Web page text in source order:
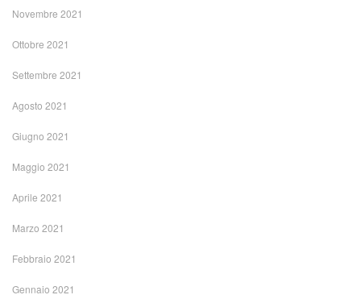
Novembre 2021
Ottobre 2021
Settembre 2021
Agosto 2021
Giugno 2021
Maggio 2021
Aprile 2021
Marzo 2021
Febbraio 2021
Gennaio 2021